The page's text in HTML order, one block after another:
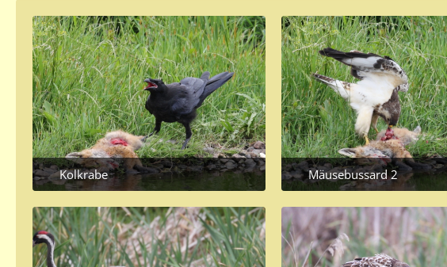
Kolkrabe
June 28, 2020 at 10:30 PM
Mäusebussard 2
June 28, 2020 at 9:14 PM